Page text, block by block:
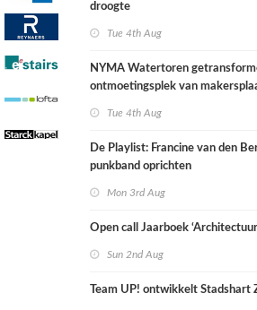
droogte
Tue 4th Aug
NYMA Watertoren
ontmoetingsplek van
Tue 4th Aug
De Playlist: Francine van den
punkband oprichten
Mon 3rd Aug
Open call Jaarboek
Sun 2nd Aug
Team UP! ontwikkelt Stadshart